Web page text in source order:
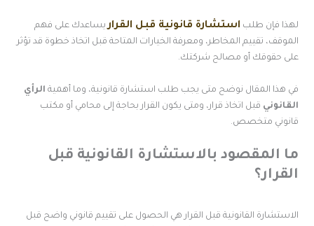
فإن طلباستشارة قانونية قبل القراريساعدك على فهم
تقييم المخاطر، ومعرفة الخيارات المتاحة قبل اتخاذ خطوة قد تؤثر
حقوقك أو مصالح شركتك.
هذا المقال نوضح متى يجب طلب استشارة قانونية، وما أهميةالرأي
قبل اتخاذ قرار، ومتى يكون القرار بحاجة إلى محامي أو مكتب
متخصص.
المقصود بالاستشارة القانونية قبل
القانونية قبل القرار هي الحصول على تقييم قانوني واضح قبل